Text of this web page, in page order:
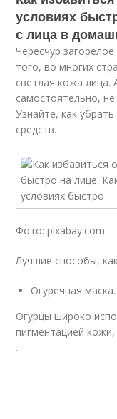
условиях
с лица в
Чересчур
того, во многих
светлая кожа
самостоятельно,
Узнайте, как
средств.
Фото: pixabay.com
Лучшие способы,
Огуречная маска.
Огурцы широко
пигментацией
.